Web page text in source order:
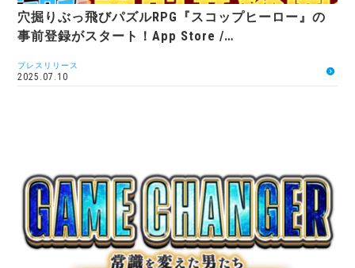
穴掘りぶっ飛びパズルRPG『スコップヒーロー』の
事前登録がスタート！App Store /…
プレスリリース
2025.07.10